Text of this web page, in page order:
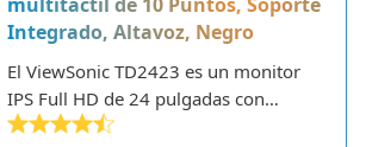
y es bien conocida por la calidad y
fiabilidad de sus productos.
Integrado, Altavoz, Negro
El ViewSonic TD2423 es un monitor
IPS Full HD de 24 pulgadas con
pantalla táctil y altavoces integrados.